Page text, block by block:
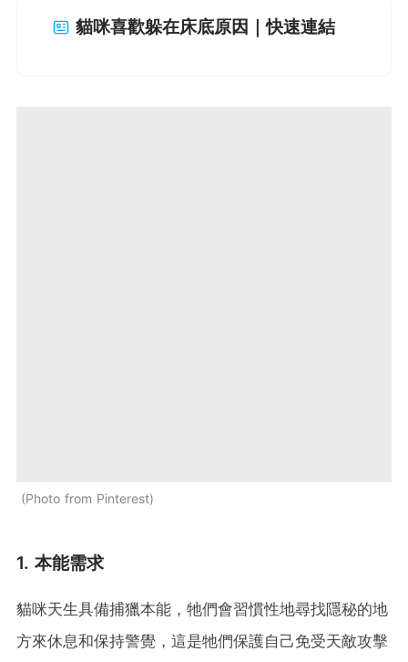
貓咪喜歡躲在床底原因｜快速連結
Photo from Pinterest
1. 本能需求
貓咪天生具備捕獵本能，牠們會習慣性地尋找隱秘的地
方來休息和保持警覺，這是牠們保護自己免受天敵攻擊